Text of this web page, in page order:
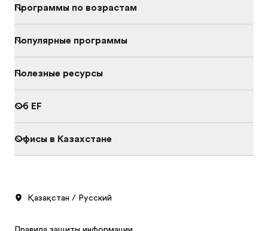
Программы по возрастам
Популярные программы
Полезные ресурсы
Об EF
Офисы в Казахстане
Қазақстан / Русский
Правила защиты информации